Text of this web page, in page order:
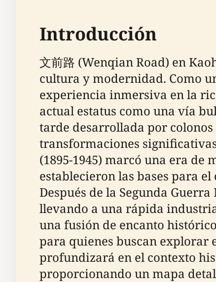
Introducción
文前路 (Wenqian Road) en
cultura y modernidad. Como
experiencia inmersiva en la
actual estatus como una vía
tarde desarrollada por
transformaciones
(1895-1945) marcó una era
establecieron las bases para
Después de la Segunda
llevando a una rápida
una fusión de encanto
para quienes buscan explorar
profundizará en el contexto
proporcionando un mapa